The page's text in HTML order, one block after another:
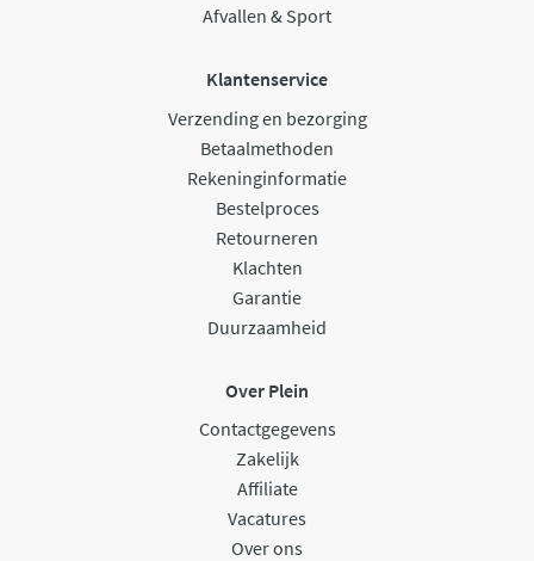
Afvallen & Sport
Klantenservice
Verzending en bezorging
Betaalmethoden
Rekeninginformatie
Bestelproces
Retourneren
Klachten
Garantie
Duurzaamheid
Over Plein
Contactgegevens
Zakelijk
Affiliate
Vacatures
Over ons